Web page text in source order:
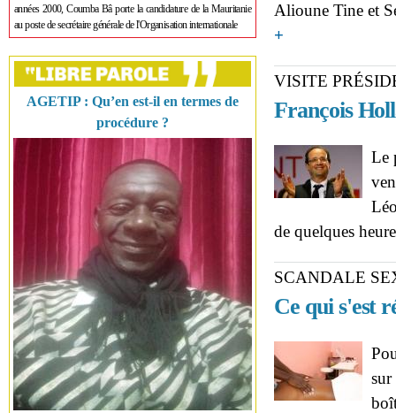
années 2000, Coumba Bâ porte la candidature de la Mauritanie
au poste de secrétaire générale de l'Organisation internationale
AGETIP : Qu’en est-il en termes de
procédure ?
Alioune Tine et
+
VISITE
François
Le
de quelques
SCANDALE
Ce qui s'est
sur